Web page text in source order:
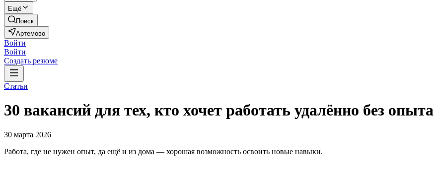
Ещё
Поиск
Артемово
Войти
Войти
Создать резюме
Статьи
30 вакансий для тех, кто хочет работать удалённо без опыта
30 марта 2026
Работа, где не нужен опыт, да ещё и из дома — хорошая возможность освоить новые навыки.